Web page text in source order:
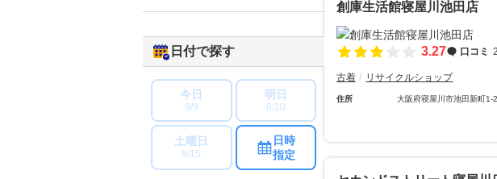
創庫生活館寝屋川池田店
3.27 口コミ
古着 リサイクルショップ
住所 大阪府寝屋川市池田新町1-
日付で探す
今日
8/9
明日
8/10
土曜日
8/15
日時
指定